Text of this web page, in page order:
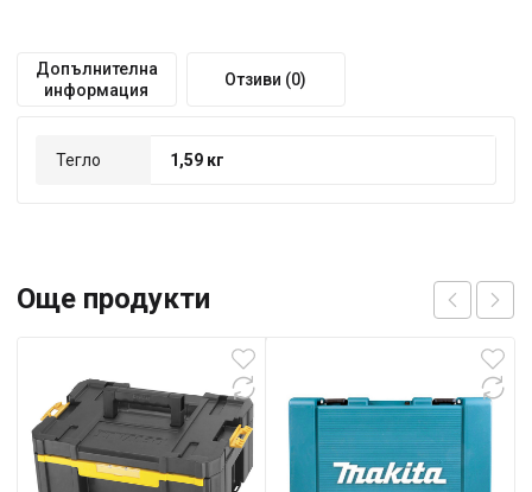
Допълнителна
информация
Отзиви (0)
Тегло 1,59 кг
Още продукти